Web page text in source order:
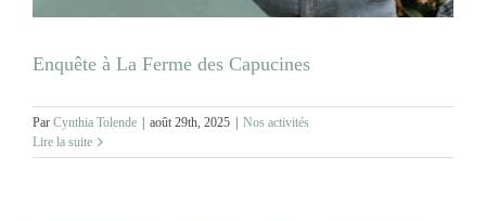
Enquête à La Ferme des Capucines
Par Cynthia Tolende | août 29th, 2025 | Nos activités
Lire la suite